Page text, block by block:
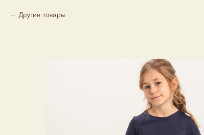
Другие товары